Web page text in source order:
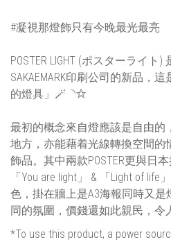
#凝視那燈飾只有今晚最光最亮
POSTER LIGHT (ポスターライト
SAKAEMARK印刷公司的新品，
的燈具」︎︎🪄︎︎◝✩
最初的概念來自燈應該是自由的
地方，亦能藉着光線轉換空間的
飾品。其中兩款POSTER更與日
「You are light」 & 「Light of
色，掛在牆上是A3海報同時又
同的氛圍，價錢還如此親民，
*To use this product, a power